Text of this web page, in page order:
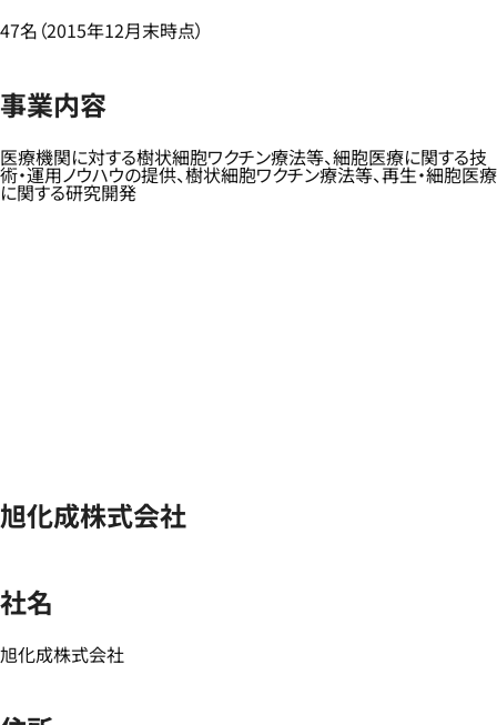
47名（2015年12月末時点）
事業内容
医療機関に対する樹状細胞ワクチン療法等、細胞医療に関する技
術・運用ノウハウの提供、樹状細胞ワクチン療法等、再生・細胞医療
に関する研究開発
旭化成株式会社
社名
旭化成株式会社